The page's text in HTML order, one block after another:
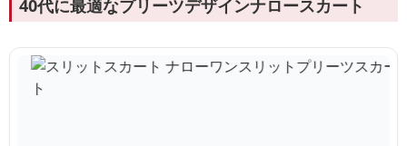
40代に最適なプリーツデザインナロースカート